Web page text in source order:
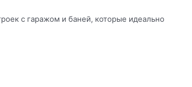
с гаражом и баней, которые идеально